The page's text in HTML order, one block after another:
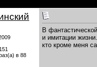
в 88
В
и имитации
кто кроме меня